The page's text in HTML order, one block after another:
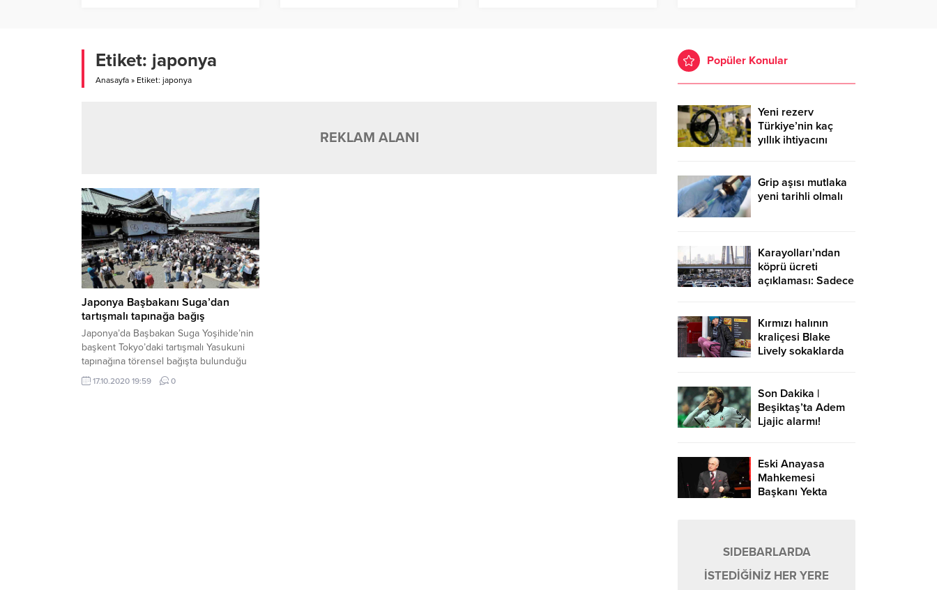
Etiket: japonya
Anasayfa » Etiket: japonya
REKLAM ALANI
Japonya Başbakanı Suga’dan
tartışmalı tapınağa bağış
Japonya’da Başbakan Suga Yoşihide’nin
başkent Tokyo’daki tartışmalı Yasukuni
tapınağına törensel bağışta bulunduğu
bildirildi.
17.10.2020 19:59 0
Popüler Konular
Yeni rezerv
Türkiye’nin kaç
yıllık ihtiyacını
Grip aşısı mutlaka
yeni tarihli olmalı
Karayolları’ndan
köprü ücreti
açıklaması: Sadece
geçişlerde ücret
alınır
Kırmızı halının
kraliçesi Blake
Lively sokaklarda
Son Dakika |
Beşiktaş’ta Adem
Ljajic alarmı!
Eski Anayasa
Mahkemesi
Başkanı Yekta
böyle kararlar
SIDEBARLARDA
İSTEDİĞİNİZ HER YERE